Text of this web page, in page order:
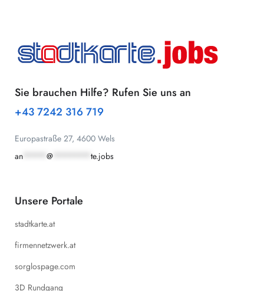
Sie brauchen Hilfe? Rufen Sie uns an
+43 7242 316 719
Europastraße 27, 4600 Wels
an
@ te.jobs
Unsere Portale
stadtkarte.at
firmennetzwerk.at
sorglospage.com
3D Rundgang